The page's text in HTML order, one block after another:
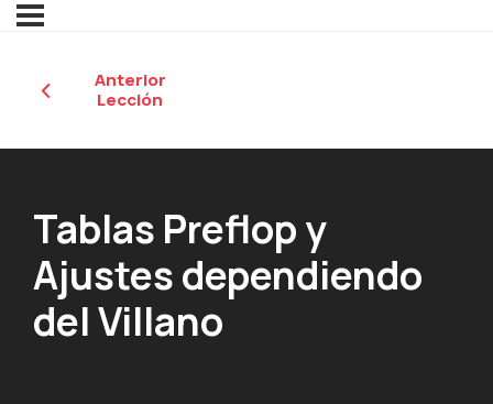
Anterior
Lección
Tablas Preflop y
Ajustes dependiendo
del Villano